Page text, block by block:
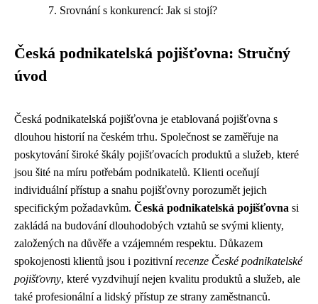
Srovnání s konkurencí: Jak si stojí?
Česká podnikatelská pojišťovna: Stručný
úvod
Česká podnikatelská pojišťovna je etablovaná pojišťovna s
dlouhou historií na českém trhu. Společnost se zaměřuje na
poskytování široké škály pojišťovacích produktů a služeb, které
jsou šité na míru potřebám podnikatelů. Klienti oceňují
individuální přístup a snahu pojišťovny porozumět jejich
specifickým požadavkům. Česká podnikatelská pojišťovna si
zakládá na budování dlouhodobých vztahů se svými klienty,
založených na důvěře a vzájemném respektu. Důkazem
spokojenosti klientů jsou i pozitivnírecenze České podnikatelské
pojišťovny, které vyzdvihují nejen kvalitu produktů a služeb, ale
také profesionální a lidský přístup ze strany zaměstnanců.